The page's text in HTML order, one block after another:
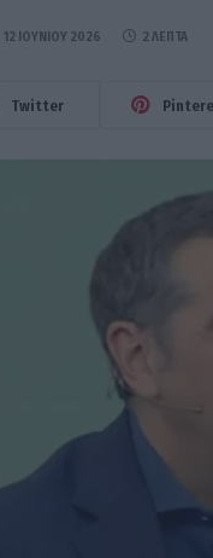
12 ΙΟΥΝΊΟΥ 2026 2 ΛΕΠΤΆ
Twitter